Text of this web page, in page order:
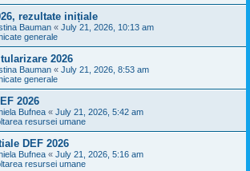
rezultate inițiale
Bauman « July 21, 2026, 10:13 am
generale
2026
Bauman « July 21, 2026, 8:53 am
generale
2026
Bufnea « July 21, 2026, 5:42 am
resursei umane
DEF 2026
Bufnea « July 21, 2026, 5:16 am
resursei umane